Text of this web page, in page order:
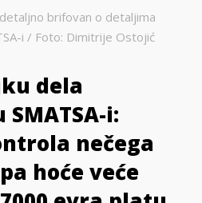
brifovan o detaljima
i / Foto: Dimitrije Ostojić
dela
i:
nečega
hoće veće